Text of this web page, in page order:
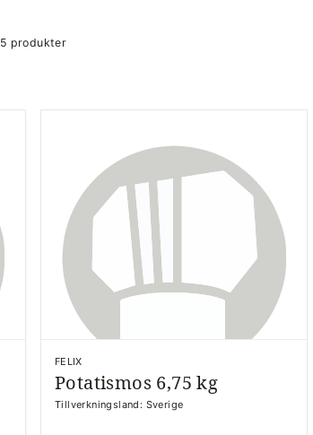
5 produkter
FELIX
Potatismos 6,75 kg
Tillverkningsland: Sverige